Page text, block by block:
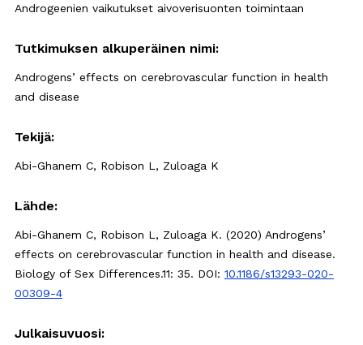
Androgeenien vaikutukset aivoverisuonten toimintaan
Tutkimuksen alkuperäinen nimi:
Androgens’ effects on cerebrovascular function in health
and disease
Tekijä:
Abi-Ghanem C, Robison L, Zuloaga K
Lähde:
Abi-Ghanem C, Robison L, Zuloaga K. (2020) Androgens’
effects on cerebrovascular function in health and disease.
Biology of Sex Differences.11: 35. DOI: 10.1186/s13293-020-
00309-4
Julkaisuvuosi: